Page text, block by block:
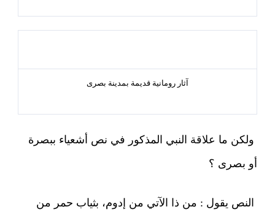
آثار رومانية قديمة بمدينة بصرى
ولكن ما علاقة النبي المذكور في نص أشعياء ببصرة
أو بصرى ؟
النص يقول : من ذا الآتي من إدوم، بثياب حمر من